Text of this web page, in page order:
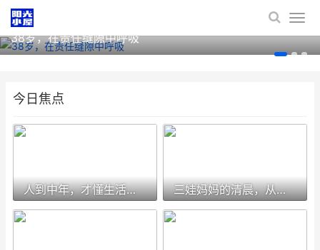
38岁，在责任缝隙中呼吸
今日焦点
人到中年，才懂生活很甜 三娃妈妈的清晨，从打仗开始